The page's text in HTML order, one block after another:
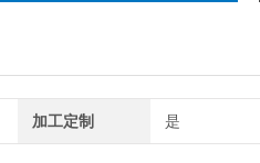
加工定制 是